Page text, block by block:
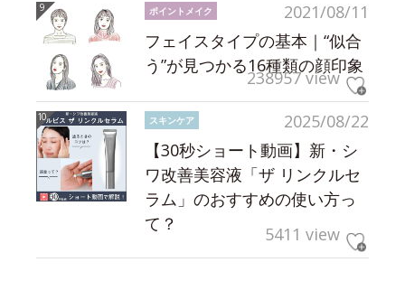
2021/08/11
ポイントメイク
フェイスタイプの基本｜“似合
う”が見つかる16種類の顔印象
238957 view
2025/08/22
スキンケア
【30秒ショート動画】新・シ
ワ改善美容液「ザ リンクルセ
ラム」のおすすめの使い方っ
て？
5411 view